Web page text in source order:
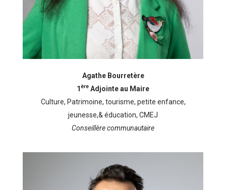
Agathe Bourretère
1ère Adjointe au Maire
Culture, Patrimoine, tourisme, petite enfance,
jeunesse,& éducation, CMEJ
Conseillère communautaire